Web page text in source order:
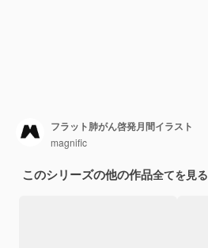
フラット肺がん啓発月間イラスト
magnific
このシリーズの他の作品全てを見る